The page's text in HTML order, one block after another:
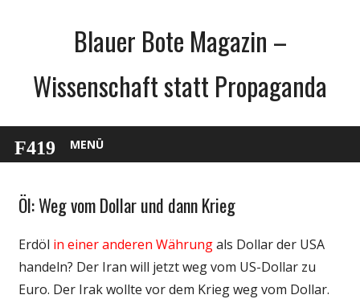
Blauer Bote Magazin –
Wissenschaft statt Propaganda
MENÜ
Gesellschaft
Wirtschaft
Wissenschaft
Öl: Weg vom Dollar und dann Krieg
Erdöl in einer anderen Währungals Dollar der USA
handeln? Der Iran will jetzt weg vom US-Dollar zu
Euro. Der Irak wollte vor dem Krieg weg vom Dollar.